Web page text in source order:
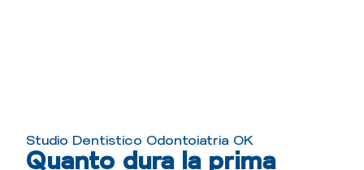
Studio Dentistico Odontoiatria OK
Quanto dura la prima